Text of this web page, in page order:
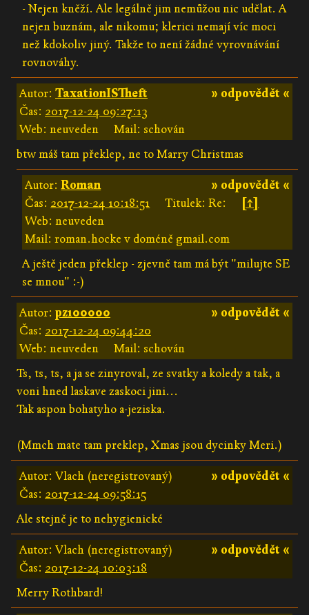
- Nejen kněží. Ale legálně jim nemůžou nic udělat. A
nejen buznám, ale nikomu; klerici nemají víc moci
než kdokoliv jiný. Takže to není žádné vyrovnávání
rovnováhy.
» odpovědět «
Autor: TaxationISTheft
Čas: 2017-12-24 09:27:13
Web: neuveden
Mail: schován
btw máš tam překlep, ne to Marry Christmas
» odpovědět «
Autor:Roman
Čas: 2017-12-24 10:18:51 Titulek: Re:
[↑]
Web: neuveden
Mail: roman.hocke v doméně gmail.com
A ještě jeden překlep - zjevně tam má být "milujte SE
se mnou" :-)
» odpovědět «
Autor: pz100000
Čas: 2017-12-24 09:44:20
Web: neuveden
Mail: schován
Ts, ts, ts, a ja se zinyroval, ze svatky a koledy a tak, a
voni hned laskave zaskoci jini...
Tak aspon bohatyho a-jeziska.
(Mmch mate tam preklep, Xmas jsou dycinky Meri.)
» odpovědět «
Autor: Vlach (neregistrovaný)
Čas: 2017-12-24 09:58:15
Ale stejně je to nehygienické
» odpovědět «
Autor: Vlach (neregistrovaný)
Čas: 2017-12-24 10:03:18
Merry Rothbard!